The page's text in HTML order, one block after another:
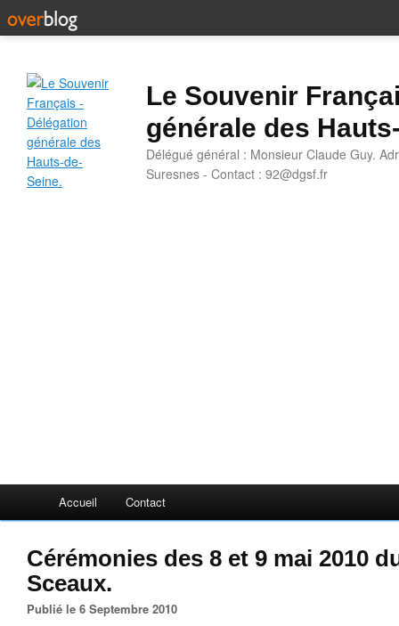
Le Souvenir
générale des
Délégué général : Monsieur Claude Guy.
Suresnes - Contact : 92@dgsf.fr
Accueil Contact
Cérémonies des 8 et 9 mai 2010
Sceaux.
Publié le 6 Septembre 2010